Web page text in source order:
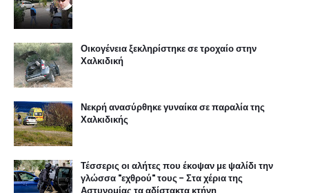
Οικογένεια ξεκληρίστηκε σε τροχαίο στην
Χαλκιδική
Νεκρή ανασύρθηκε γυναίκα σε παραλία της
Χαλκιδικής
Τέσσερις οι αλήτες που έκοψαν με ψαλίδι την
γλώσσα "εχθρού" τους - Στα χέρια της